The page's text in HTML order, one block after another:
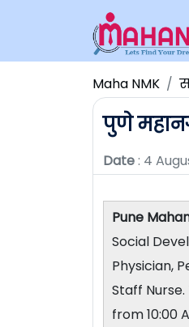
Maha NMK
पुणे
Date: 4
Pune
Social
Physician,
Staff
from 10:00